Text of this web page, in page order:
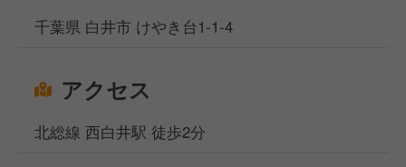
千葉県 白井市 けやき台1-1-4
アクセス
北総線 西白井駅 徒歩2分